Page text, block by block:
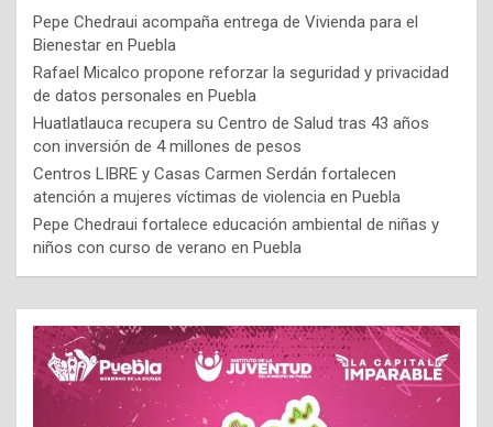
Pepe Chedraui acompaña entrega de Vivienda para el
Bienestar en Puebla
Rafael Micalco propone reforzar la seguridad y privacidad
de datos personales en Puebla
Huatlatlauca recupera su Centro de Salud tras 43 años
con inversión de 4 millones de pesos
Centros LIBRE y Casas Carmen Serdán fortalecen
atención a mujeres víctimas de violencia en Puebla
Pepe Chedraui fortalece educación ambiental de niñas y
niños con curso de verano en Puebla